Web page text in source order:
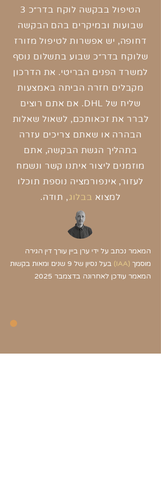
הטיפול בבקשה לוקח בדר״כ 3
שבועות ובמיקרים בהם הבקשה
דחופה, יש אפשרות לטיפול מזורז
שלוקח בדר״כ שבוע בתשלום נוסף
למשרד הפנים הבריטי. את הדרכון
מקבלים חזרה הביתה באמצעות
שליח של DHL. אם אתם רוצים
לברר את זכאותכם, לשאול שאלות
הבהרה או שאתם צריכים עזרה
בתהליך הגשת הבקשה, אתם
מוזמנים ליצור איתנו קשר ונשמח
לעזור, אינפורמציה נוספת תוכלו
למצוא בבלוג, תודה.
המאמר נכתב על ידי ערן ביין עורך דין הגירה
מוסמך (
IAA)
בעל נסיון של 9 שנים ומאות בקשות​​
המאמר עודכן לאחרונה בדצמבר 2025